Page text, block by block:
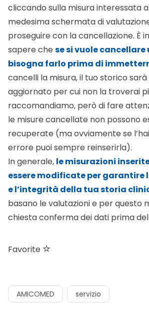
cliccando sulla misura interessata
medesima schermata di
proseguire con la cancellazione. È
sapere che se si vuole cancellare
bisogna farlo prima di
cancelli la misura, il tuo storico
aggiornato per cui non la troverai
raccomandiamo, però di fare
le misure cancellate non possono
recuperate (ma ovviamente se
errore puoi sempre reinserirla).
In generale, le misurazioni
essere modificate per garantire
e l’integrità della tua storia
basano le valutazioni e per questo
chiesta conferma dei dati prima
Favorite
AMICOMED servizio